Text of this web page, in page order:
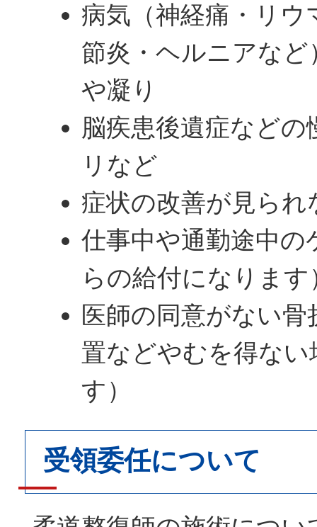
病気（神経痛・リウ
節炎・ヘルニアな
や凝り
脳疾患後遺症などの
リなど
症状の改善が見られ
仕事中や通勤途中の
らの給付になります
医師の同意がない骨
置などやむを得な
す）
受領委任について